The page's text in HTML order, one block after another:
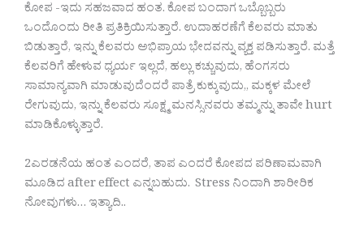
ಕೋಪ -ಇದು ಸಹಜವಾದ ಹಂತ. ಕೋಪ ಬಂದಾಗ ಒಬ್ಬೊಬ್ಬರು
ಒಂದೊಂದು ರೀತಿ ಪ್ರತಿಕ್ರಿಯಿಸುತ್ತಾರೆ. ಉದಾಹರಣೆಗೆ ಕೆಲವರು ಮಾತು
ಬಿಡುತ್ತಾರೆ, ಇನ್ನು ಕೆಲವರು ಅಭಿಪ್ರಾಯ ಭೇದವನ್ನು ವ್ಯಕ್ತ ಪಡಿಸುತ್ತಾರೆ. ಮತ್ತೆ
ಕೆಲವರಿಗೆ ಹೇಳುವ ಧ್ಯರ್ಯ ಇಲ್ಲದೆ, ಹಲ್ಲು ಕಚ್ಚುವುದು, ಹೆಂಗಸರು
ಸಾಮಾನ್ಯವಾಗಿ ಮಾಡುವುದೆಂದರೆ ಪಾತ್ರೆ ಕುಕ್ಕುವುದು,, ಮಕ್ಕಳ ಮೇಲೆ
ರೇಗುವುದು, ಇನ್ನು ಕೆಲವರು ಸೂಕ್ಷ್ಮ ಮನಸ್ಸಿನವರು ತಮ್ಮನ್ನು ತಾವೇ hurt
ಮಾಡಿಕೊಳ್ಳುತ್ತಾರೆ.
2ಎರಡನೆಯ ಹಂತ ಎಂದರೆ, ತಾಪ ಎಂದರೆ ಕೋಪದ ಪರಿಣಾಮವಾಗಿ
ಮೂಡಿದ after effect ಎನ್ನಬಹುದು. Stress ನಿಂದಾಗಿ ಶಾರೀರಿಕ
ನೋವುಗಳು… ಇತ್ಯಾದಿ..